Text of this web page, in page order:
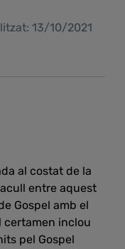
13/10/2021
al costat de la
entre aquest
Gospel amb el
certamen inclou
pel Gospel